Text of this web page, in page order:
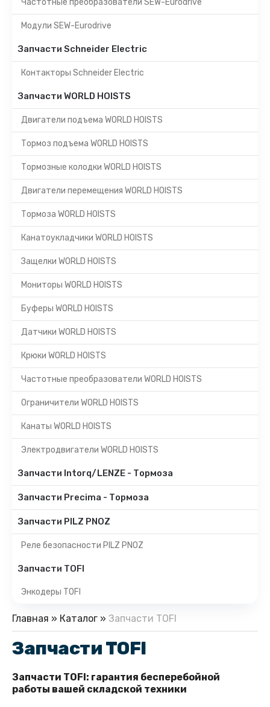
Частотные преобразователи SEW-Eurodrive
Модули SEW-Eurodrive
Запчасти Schneider Electric
Контакторы Schneider Electric
Запчасти WORLD HOISTS
Двигатели подъема WORLD HOISTS
Тормоз подъема WORLD HOISTS
Тормозные колодки WORLD HOISTS
Двигатели перемещения WORLD HOISTS
Тормоза WORLD HOISTS
Канатоукладчики WORLD HOISTS
Защелки WORLD HOISTS
Мониторы WORLD HOISTS
Буферы WORLD HOISTS
Датчики WORLD HOISTS
Крюки WORLD HOISTS
Частотные преобразователи WORLD HOISTS
Ограничители WORLD HOISTS
Канаты WORLD HOISTS
Электродвигатели WORLD HOISTS
Запчасти Intorq/LENZE - Тормоза
Запчасти Precima - Тормоза
Запчасти PILZ PNOZ
Реле безопасности PILZ PNOZ
Запчасти TOFI
Энкодеры TOFI
Главная » Каталог » Запчасти TOFI
Запчасти TOFI
Запчасти TOFI: гарантия бесперебойной
работы вашей складской техники